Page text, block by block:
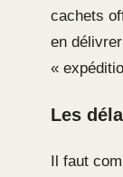
cachets
en
«
Les
Il faut